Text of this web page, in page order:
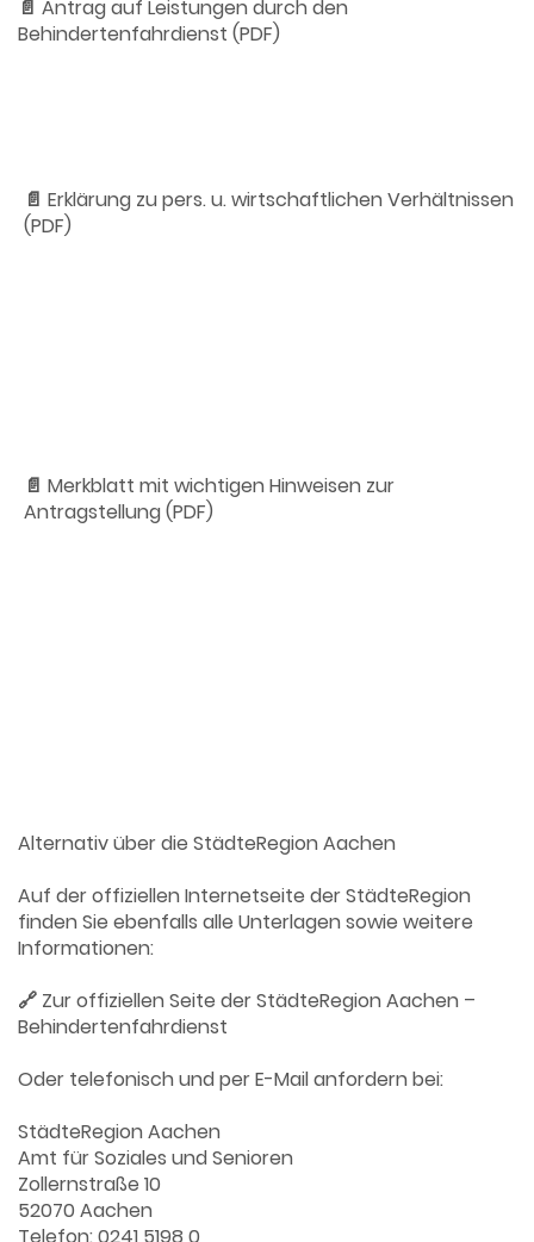
📄 Antrag auf Leistungen durch den
Behindertenfahrdienst (PDF)
📄 Erklärung zu pers. u. wirtschaftlichen Verhältnissen
(PDF)
📄 Merkblatt mit wichtigen Hinweisen zur
Antragstellung (PDF)
Alternativ über die StädteRegion Aachen
Auf der offiziellen Internetseite der StädteRegion
finden Sie ebenfalls alle Unterlagen sowie weitere
Informationen:
🔗 Zur offiziellen Seite der StädteRegion Aachen –
Behindertenfahrdienst
Oder telefonisch und per E-Mail anfordern bei:
StädteRegion Aachen
Amt für Soziales und Senioren
Zollernstraße 10
52070 Aachen